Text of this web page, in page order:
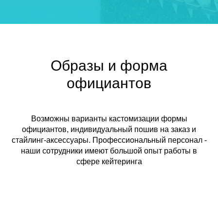
Образы и форма
официантов
Возможны варианты кастомизации формы
официантов, индивидуальный пошив на заказ и
стайлинг-аксессуары. Профессиональный персонал -
наши сотрудники имеют большой опыт работы в
сфере кейтеринга